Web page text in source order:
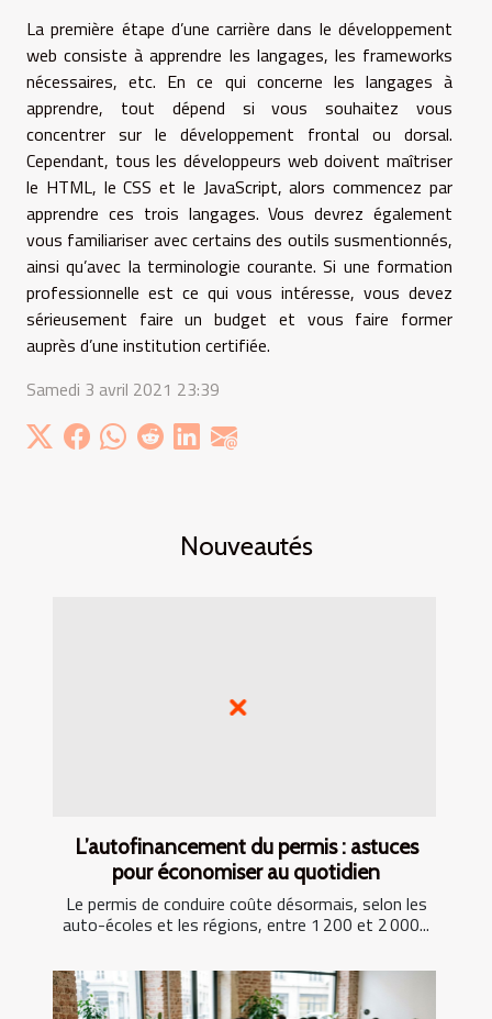
La première étape d’une carrière dans le développement
web consiste à apprendre les langages, les frameworks
nécessaires, etc. En ce qui concerne les langages à
apprendre, tout dépend si vous souhaitez vous
concentrer sur le développement frontal ou dorsal.
Cependant, tous les développeurs web doivent maîtriser
le HTML, le CSS et le JavaScript, alors commencez par
apprendre ces trois langages. Vous devrez également
vous familiariser avec certains des outils susmentionnés,
ainsi qu’avec la terminologie courante. Si une formation
professionnelle est ce qui vous intéresse, vous devez
sérieusement faire un budget et vous faire former
auprès d’une institution certifiée.
Samedi 3 avril 2021 23:39
Nouveautés
L’autofinancement du permis : astuces
pour économiser au quotidien
Le permis de conduire coûte désormais, selon les
auto-écoles et les régions, entre 1 200 et 2 000...